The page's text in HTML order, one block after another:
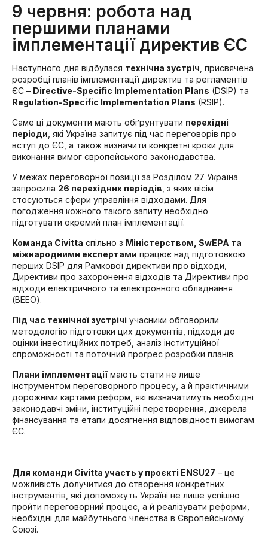
9 червня: робота над
першими планами
імплементації директив ЄС
Наступного дня відбулася технічна зустріч , присвячена
розробці планів імплементації директив та регламентів
ЄС – Directive-Specific Implementation Plans (DSIP) та
Regulation-Specific Implementation Plans (RSIP).
Саме ці документи мають обґрунтувати перехідні
періоди , які Україна запитує під час переговорів про
вступ до ЄС, а також визначити конкретні кроки для
виконання вимог європейського законодавства.
У межах переговорної позиції за Розділом 27 Україна
запросила 26 перехідних періодів , з яких вісім
стосуються сфери управління відходами. Для
погодження кожного такого запиту необхідно
підготувати окремий план імплементації.
Команда Civitta спільно з Міністерством, SwEPA та
міжнародними експертами працює над підготовкою
перших DSIP для Рамкової директиви про відходи,
Директиви про захоронення відходів та Директиви про
відходи електричного та електронного обладнання
(ВЕЕО).
Під час технічної зустрічі учасники обговорили
методологію підготовки цих документів, підходи до
оцінки інвестиційних потреб, аналіз інституційної
спроможності та поточний прогрес розробки планів.
Плани імплементації мають стати не лише
інструментом переговорного процесу, а й практичними
дорожніми картами реформ, які визначатимуть необхідні
законодавчі зміни, інституційні перетворення, джерела
фінансування та етапи досягнення відповідності вимогам
ЄС.
Для команди Civitta участь у проєкті ENSU27 – це
можливість долучитися до створення конкретних
інструментів, які допоможуть Україні не лише успішно
пройти переговорний процес, а й реалізувати реформи,
необхідні для майбутнього членства в Європейському
Союзі.